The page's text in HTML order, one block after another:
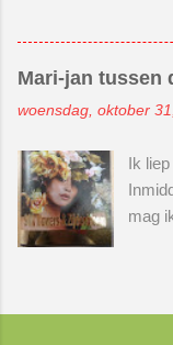
gelijk
En
brak
op...
naar
Mari-jan tussen
woensdag, oktober
Ik
mag